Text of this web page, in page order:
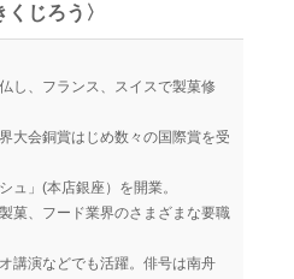
じろう〉
し、フランス、スイスで製菓修
大会銅賞はじめ数々の国際賞を受
ュ」(本店銀座）を開業。
菓、フード業界のさまざまな要職
講演などでも活躍。俳号は南舟